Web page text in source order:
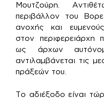
Μουτζούρη.
περιβάλλον του
ανοχής και
στον περιφερειάρχη
ως άρχων
αντιλαμβάνεται τις
πράξεών του.
Το αδιέξοδο είναι